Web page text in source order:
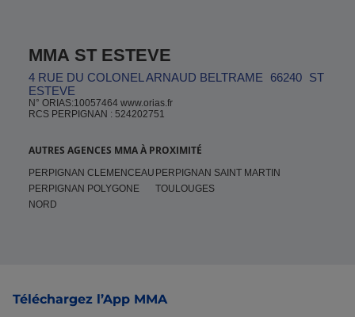
MMA ST ESTEVE
4 RUE DU COLONEL ARNAUD BELTRAME 66240 ST
ESTEVE
N° ORIAS:10057464 www.orias.fr
RCS PERPIGNAN : 524202751
AUTRES AGENCES MMA À PROXIMITÉ
PERPIGNAN CLEMENCEAU PERPIGNAN SAINT MARTIN
PERPIGNAN POLYGONE
NORD
TOULOUGES
Téléchargez l’App MMA